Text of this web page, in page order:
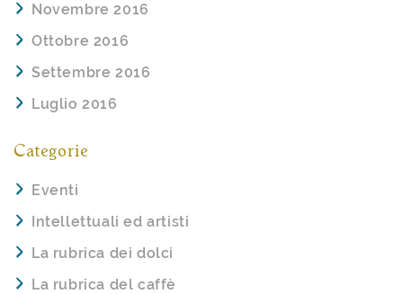
Novembre 2016
Ottobre 2016
Settembre 2016
Luglio 2016
Categorie
Eventi
Intellettuali ed artisti
La rubrica dei dolci
La rubrica del caffè